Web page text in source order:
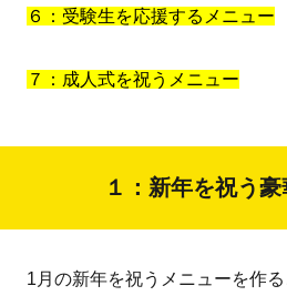
６：受験生を応援するメニュー
７：成人式を祝うメニュー
１：新年を祝う
1月の新年を祝うメニューを作